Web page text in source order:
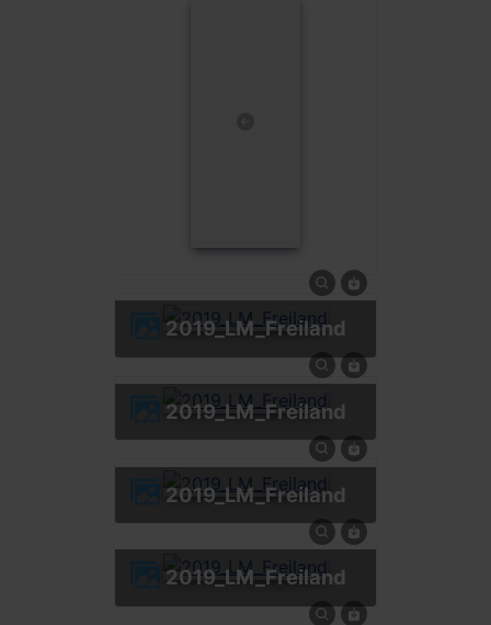
2019_LM_Freiland
2019_LM_Freiland
2019_LM_Freiland
2019_LM_Freiland